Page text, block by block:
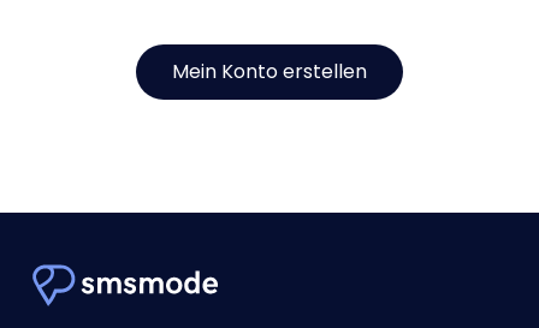
Mein Konto erstellen